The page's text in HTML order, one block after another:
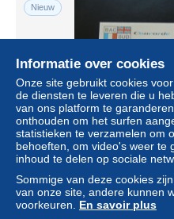
Nieuw
FDC bloc de 4 Concorde
Great
±
Informatie over cookies
Onze site gebruikt cookies
de diensten te leveren die u
van ons platform te
onthouden om het surfen
statistieken te verzamelen om
behoeften, om video's weer te
inhoud te delen op sociale
Sommige van deze cookies
van onze site, andere kunnen
voorkeuren. En savoir plus